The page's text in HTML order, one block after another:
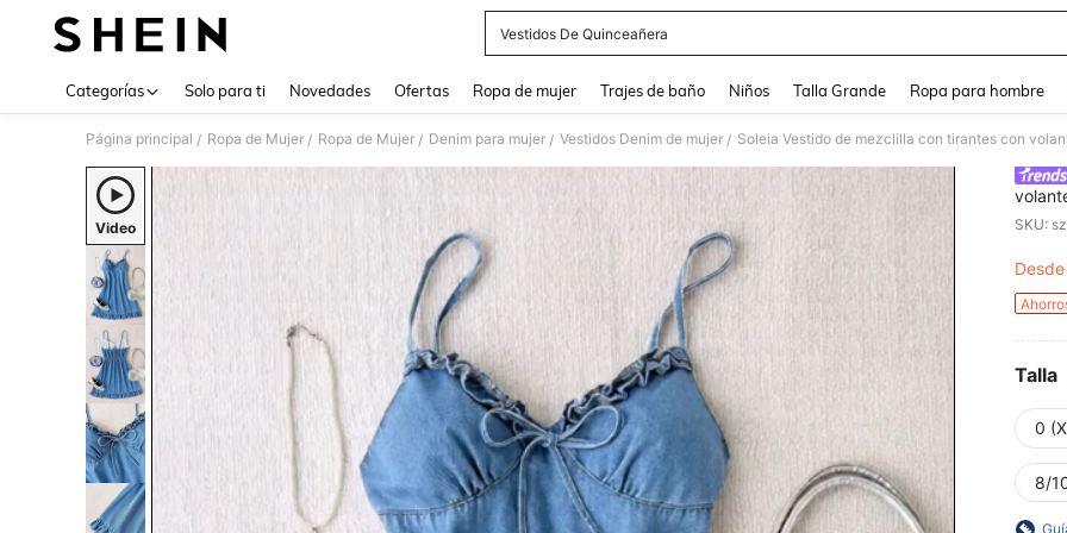
Vestidos De Quinceañera
Categorías Solo para ti Novedades Ofertas Ropa de mujer Trajes de baño Niños Talla Grande Ropa para hombre
Página principal / Ropa de Mujer / Ropa de Mujer / Denim para mujer / Vestidos Denim de mujer /
Video
mujer
para
mujer
SKU:
Desde
Talla
0
8/